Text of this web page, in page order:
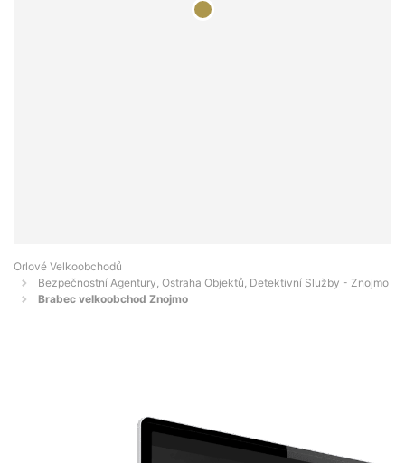
Orlové Velkoobchodů
Bezpečnostní Agentury, Ostraha Objektů, Detektivní Služby - Znojmo
Brabec velkoobchod Znojmo